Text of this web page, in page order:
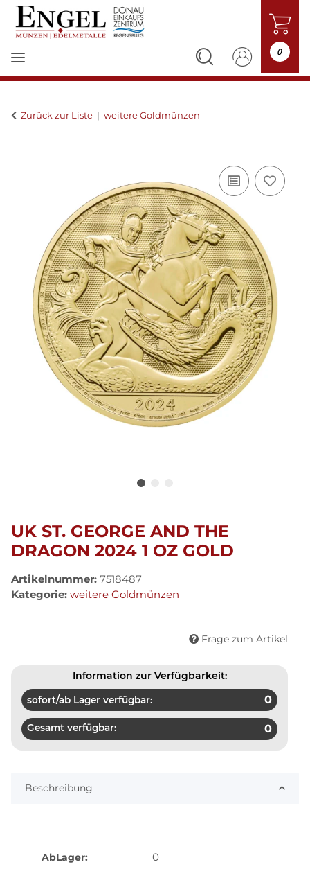
0
Zurück zur Liste weitere Goldmünzen
UK ST. GEORGE AND THE
DRAGON 2024 1 OZ GOLD
Artikelnummer: 7518487
Kategorie: weitere Goldmünzen
Frage zum Artikel
Information zur Verfügbarkeit:
sofort/ab Lager verfügbar: 0
Gesamt verfügbar: 0
Beschreibung
AbLager: 0